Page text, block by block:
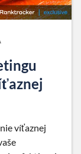
víťaznej